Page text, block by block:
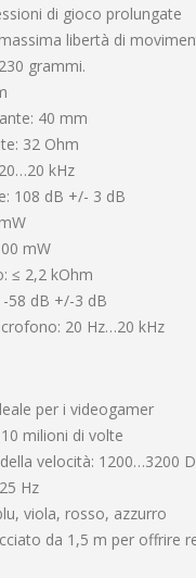
di gioco prolungate
libertà di
grammi.
40 mm
32 Ohm
kHz
108 dB +/- 3 dB
mW
≤ 2,2 kOhm
58 dB +/-3 dB
20 Hz…20 kHz
per i videogamer
milioni di volte
velocità: 1200…3200
Hz
viola, rosso, azzurro
da 1,5 m per offrire